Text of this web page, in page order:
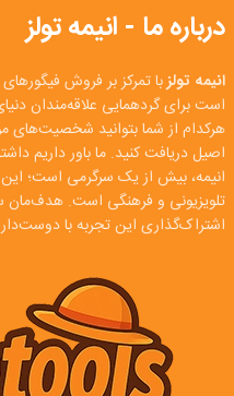
درباره ما - انیمه تولز
انیمه تولزبا تمرکز بر فروش
است برای گردهمایی علاقه‌مندان
هرکدام از شما بتوانید شخصیت‌های
اصیل دریافت کنید. ما باور داریم
انیمه، بیش از یک سرگرمی است؛
تلویزیونی و فرهنگی است. هدف‌مان
اشتراک‌گذاری این تجربه با